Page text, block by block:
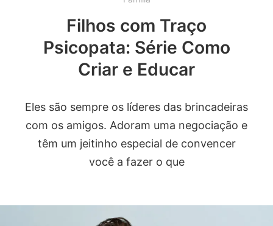
Filhos com Traço
Psicopata: Série Como
Criar e Educar
Eles são sempre os líderes das brincadeiras
com os amigos. Adoram uma negociação e
têm um jeitinho especial de convencer
você a fazer o que